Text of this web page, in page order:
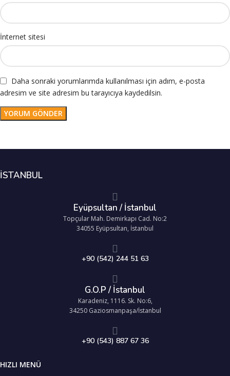
İnternet sitesi
Daha sonraki yorumlarımda kullanılması için adım, e-posta
adresim ve site adresim bu tarayıcıya kaydedilsin.
İSTANBUL
Eyüpsultan / İstanbul
Topçular Mah. Demirkapı Cad. No:2
34055 Eyüpsultan, İstanbul
+90 (542) 244 51 63
G.O.P / İstanbul
Karadeniz, 1116. Sk. No:6,
34250 Gaziosmanpaşa/İstanbul
+90 (543) 887 67 36
HIZLI MENÜ